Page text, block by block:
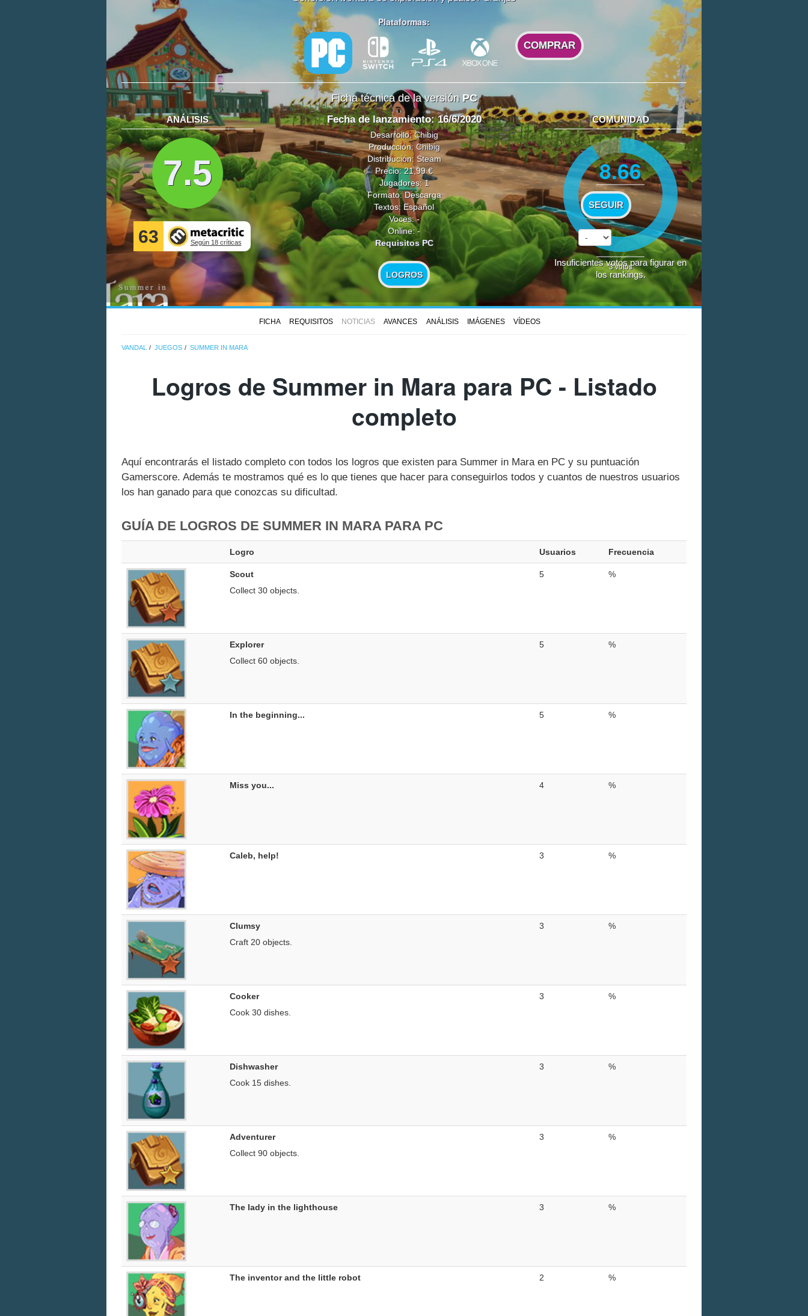
Plataformas:
COMPRAR
Ficha técnica de la versión PC
ANÁLISIS
7.5
63 Según 18 críticas
Fecha de lanzamiento: 16/6/2020
Desarrollo:Chibig
Producción: Chibig
Distribución: Steam
Precio: 21,99 €
Jugadores: 1
Formato: Descarga
Textos: Español
Voces: -
Online: -
Requisitos PC
LOGROS
COMUNIDAD
8.66
SEGUIR
3votos
Insuficientes votos para figurar en
los rankings.
FICHA REQUISITOS NOTICIAS AVANCES ANÁLISIS IMÁGENES VÍDEOS
VANDAL JUEGOS SUMMER IN MARA
Logros de Summer in Mara para PC - Listado
completo
Aquí encontrarás el listado completo con todos los logros que existen para Summer in Mara en PC y su puntuación
Gamerscore. Además te mostramos qué es lo que tienes que hacer para conseguirlos todos y cuantos de nuestros usuarios
los han ganado para que conozcas su dificultad.
GUÍA DE LOGROS DE SUMMER IN MARA PARA PC
Logro Usuarios Frecuencia
Scout
Collect 30 objects.
5 %
Explorer
Collect 60 objects.
5 %
In the beginning... 5 %
Miss you... 4 %
Caleb, help! 3 %
Clumsy
Craft 20 objects.
3 %
Cooker
Cook 30 dishes.
3 %
Dishwasher
Cook 15 dishes.
3 %
Adventurer
Collect 90 objects.
3 %
The lady in the lighthouse 3 %
The inventor and the little robot 2 %